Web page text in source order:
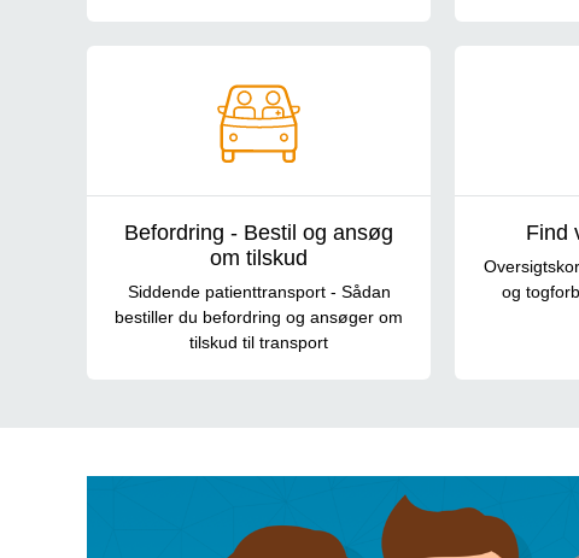
Befordring - Bestil og ansøg
om tilskud
Siddende patienttransport - Sådan
bestiller du befordring og ansøger om
tilskud til transport
Find
og